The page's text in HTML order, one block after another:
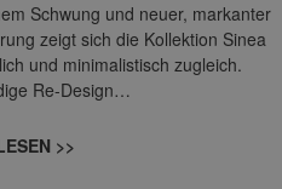
Schwung und neuer, markanter
zeigt sich die Kollektion Sinea
und minimalistisch zugleich.
Re-Design…
>>